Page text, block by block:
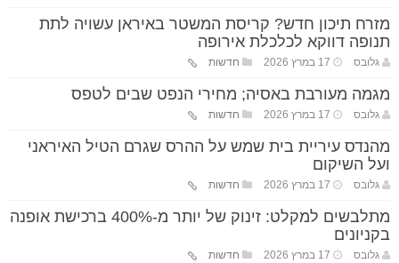
מזרח תיכון חדש? קריסת המשטר באיראן עשויה לתת
תנופה דווקא לכלכלת אירופה
גלובס 17 במרץ 2026 חדשות
מגמה מעורבת באסיה; מחירי הנפט שבים לטפס
גלובס 17 במרץ 2026 חדשות
מהנדס עיריית בית שמש על ההרס שגרם הטיל האיראני
ועל השיקום
גלובס 17 במרץ 2026 חדשות
מתלבשים למקלט: זינוק של יותר מ-400% ברכישת אופנה
בקניונים
גלובס 17 במרץ 2026 חדשות